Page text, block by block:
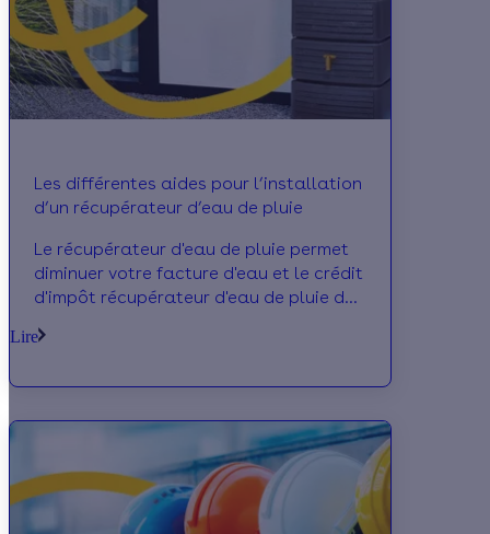
Les différentes aides pour l’installation
d’un récupérateur d’eau de pluie
Le récupérateur d'eau de pluie permet
diminuer votre facture d'eau et le crédit
d'impôt récupérateur d'eau de pluie de
Lire